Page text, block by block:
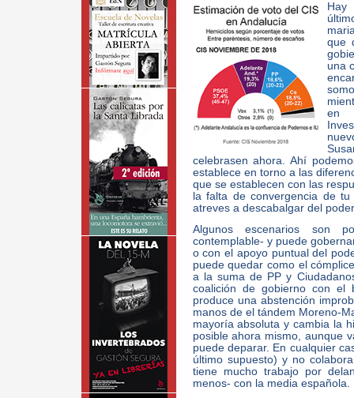
Hay
que
una
en
celebrasen ahora. Ahí
establece en torno a las
que se establecen con las
la falta de convergencia de
atreves a descabalgar del
Algunos escenarios son
contemplable- y puede
o con el apoyo puntual del
puede quedar como el
a la suma de PP y
coalición de gobierno con el
produce una abstención
manos de el tándem Moreno-
mayoría absoluta y cambia la
posible ahora mismo, aunque
puede deparar. En cualquier
último supuesto) y no
tiene mucho trabajo por
menos- con la media española.